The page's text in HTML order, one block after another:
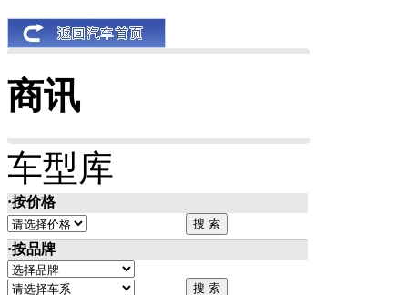
商讯
车型库
·按价格
·按品牌